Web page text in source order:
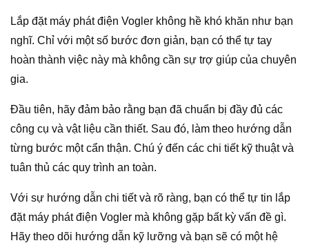
Lắp đặt máy phát điện Vogler không hề khó khăn như bạn
nghĩ. Chỉ với một số bước đơn giản, bạn có thể tự tay
hoàn thành việc này mà không cần sự trợ giúp của chuyên
gia.
Đầu tiên, hãy đảm bảo rằng bạn đã chuẩn bị đầy đủ các
công cụ và vật liệu cần thiết. Sau đó, làm theo hướng dẫn
từng bước một cẩn thận. Chú ý đến các chi tiết kỹ thuật và
tuân thủ các quy trình an toàn.
Với sự hướng dẫn chi tiết và rõ ràng, bạn có thể tự tin lắp
đặt máy phát điện Vogler mà không gặp bất kỳ vấn đề gì.
Hãy theo dõi hướng dẫn kỹ lưỡng và bạn sẽ có một hệ